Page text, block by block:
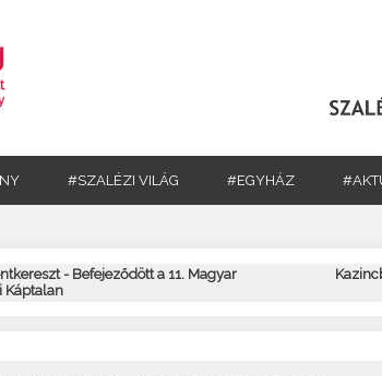
#SZALÉZI VILÁG #EGYHÁZ
- Befejeződött a 11. Magyar
Káptalan